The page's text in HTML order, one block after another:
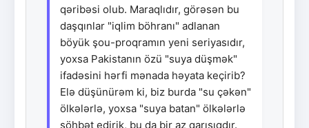
qəribəsi olub. Maraqlıdır, görəsən bu
daşqınlar "iqlim böhranı" adlanan
böyük şou-proqramın yeni seriyasıdır,
yoxsa Pakistanın özü "suya düşmək"
ifadəsini hərfi mənada həyata keçirib?
Elə düşünürəm ki, biz burda "su çəkən"
ölkələrlə, yoxsa "suya batan" ölkələrlə
söhbət edirik, bu da bir az qarışıqdır.